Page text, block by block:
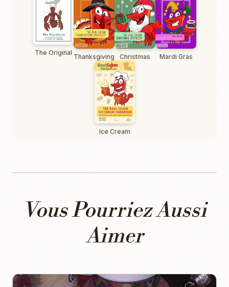
The Original Thanksgiving Christmas Mardi Gras
Ice Cream
Vous Pourriez Aussi
Aimer